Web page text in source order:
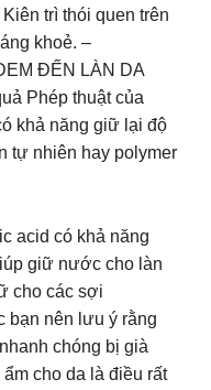
trì thói quen trên
khoẻ. –
ĐẾN LÀN DA
Phép thuật của
khả năng giữ lại độ
tự nhiên hay polymer
acid có khả năng
giữ nước cho làn
cho các sợi
bạn nên lưu ý rằng
chóng bị già
cho da là điều rất